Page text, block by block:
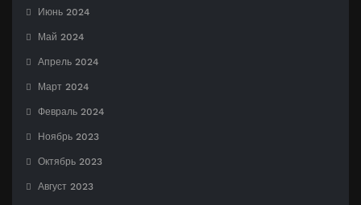
Июнь 2024
Май 2024
Апрель 2024
Март 2024
Февраль 2024
Ноябрь 2023
Октябрь 2023
Август 2023